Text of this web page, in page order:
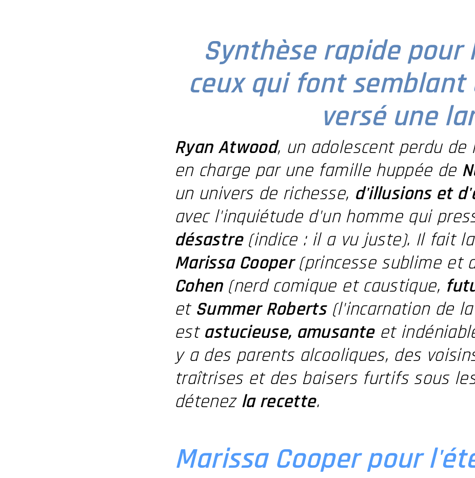
Synthèse rapide pour
ceux qui font semblant
versé une
Ryan Atwood, un adolescent perdu de
en charge par une famille huppée de
un univers de richesse, d'illusions et
avec l'inquiétude d'un homme qui
désastre(indice : il a vu juste). Il fait
Marissa Cooper(princesse sublime et
Cohen (nerd comique et caustique,
et Summer Roberts(l'incarnation de
est astucieuse, amusanteet
y a des parents alcooliques, des
traîtrises et des baisers furtifs sous
détenez la recette.
Marissa Cooper pour